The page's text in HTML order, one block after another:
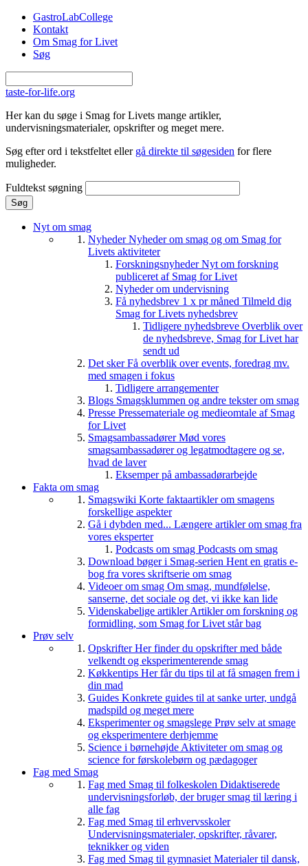
Gå til hovedindhold
GastroLabCollege
Kontakt
Om Smag for Livet
Søg
taste-for-life.org
Her kan du søge i Smag for Livets mange artikler,
undervisningsmaterialer, opskrifter og meget mere.
Søg efter ord i tekstfeltet eller gå direkte til søgesiden for flere
muligheder.
Fuldtekst søgning
Nyt om smag
NyhederNyheder om smag og om Smag for
Livets aktiviteter
ForskningsnyhederNyt om forskning
publiceret af Smag for Livet
Nyheder om undervisning
Få nyhedsbrev 1 x pr måned Tilmeld dig
Smag for Livets nyhedsbrev
Tidligere nyhedsbreve Overblik over
de nyhedsbreve, Smag for Livet har
sendt ud
Det skerFå overblik over events, foredrag mv.
med smagen i fokus
Tidligere arrangementer
Blogs Smagsklummen og andre tekster om smag
Presse Pressemateriale og medieomtale af Smag
for Livet
SmagsambassadørerMød vores
smagsambassadører og legatmodtagere og se,
hvad de laver
Eksemper på ambassadørarbejde
Fakta om smag
Smagswiki Korte faktaartikler om smagens
forskellige aspekter
Gå i dybden med... Længere artikler om smag fra
vores eksperter
Podcasts om smag Podcasts om smag
Download bøger i Smag-serien Hent en gratis e-
bog fra vores skriftserie om smag
Videoer om smag Om smag, mundfølelse,
sanserne, det sociale og det, vi ikke kan lide
Videnskabelige artiklerArtikler om forskning og
formidling, som Smag for Livet står bag
Prøv selv
OpskrifterHer finder du opskrifter med både
velkendt og eksperimenterende smag
Køkkentips Her får du tips til at få smagen frem i
din mad
Guides Konkrete guides til at sanke urter, undgå
madspild og meget mere
Eksperimenter og smagslege Prøv selv at smage
og eksperimentere derhjemme
Science i børnehøjde Aktiviteter om smag og
science for førskolebørn og pædagoger
Fag med Smag
Fag med Smag til folkeskolen Didaktiserede
undervisningsforløb, der bruger smag til læring i
alle fag
Fag med Smag til erhvervsskoler
Undervisningsmaterialer, opskrifter, råvarer,
teknikker og viden
Fag med Smag til gymnasiet Materialer til dansk,